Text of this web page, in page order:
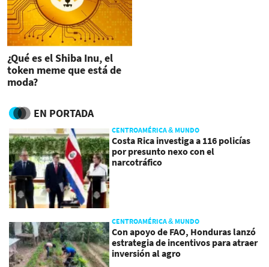
¿Qué es el Shiba Inu, el
token meme que está de
moda?
EN PORTADA
CENTROAMÉRICA & MUNDO
Costa Rica investiga a 116 policías
por presunto nexo con el
narcotráfico
CENTROAMÉRICA & MUNDO
Con apoyo de FAO, Honduras lanzó
estrategia de incentivos para atraer
inversión al agro